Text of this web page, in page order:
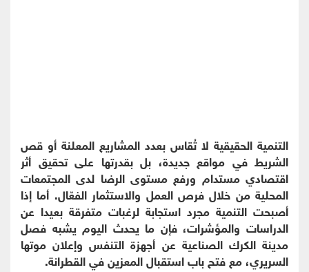
التنمية الحقيقية لا تُقاس بعدد المشاريع المعلنة أو قص
الشريط في مواقع جديدة، بل بقدرتها على تحقيق أثر
اقتصادي مستدام ورفع مستوى الرضا لدى المجتمعات
المحلية من خلال فرص العمل والاستثمار الفعّال. أما إذا
أصبحت التنمية مجرد استجابة لرغبات متفرقة بعيدا عن
الدراسات والمؤشرات، فإن ما يحدث اليوم يشبه فصل
مدينة الكرك الصناعية عن أجهزة التنفس وإعلان موتها
السريري، مع فتح باب استقبال المعزين في القطرانة.